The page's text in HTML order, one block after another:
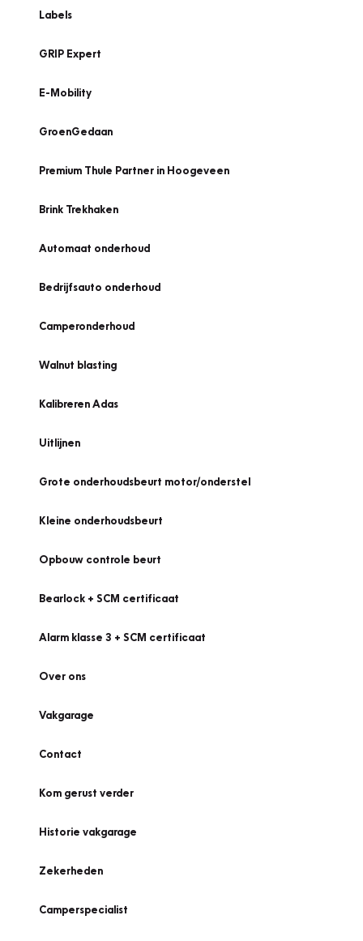
Labels
GRIP Expert
E-Mobility
GroenGedaan
Premium Thule Partner in Hoogeveen
Brink Trekhaken
Automaat onderhoud
Bedrijfsauto onderhoud
Camperonderhoud
Walnut blasting
Kalibreren Adas
Uitlijnen
Grote onderhoudsbeurt motor/onderstel
Kleine onderhoudsbeurt
Opbouw controle beurt
Bearlock + SCM certificaat
Alarm klasse 3 + SCM certificaat
Over ons
Vakgarage
Contact
Kom gerust verder
Historie vakgarage
Zekerheden
Camperspecialist